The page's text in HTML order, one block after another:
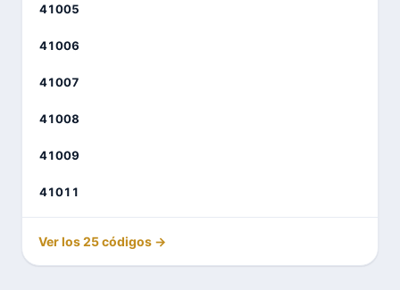
41005
41006
41007
41008
41009
41011
Ver los 25 códigos →